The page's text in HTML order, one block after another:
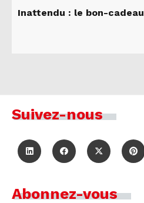
Inattendu : le bon-cadeau
Suivez-nous
Abonnez-vous